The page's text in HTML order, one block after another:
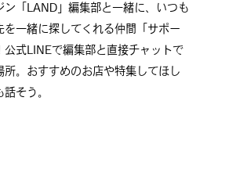
ン「LAND」編集部と一緒に、いつも
を一緒に探してくれる仲間「サポー
公式LINEで編集部と直接チャットで
所。おすすめのお店や特集してほし
そう。